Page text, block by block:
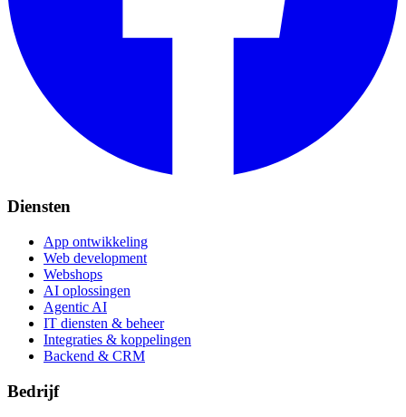
Diensten
App ontwikkeling
Web development
Webshops
AI oplossingen
Agentic AI
IT diensten & beheer
Integraties & koppelingen
Backend & CRM
Bedrijf